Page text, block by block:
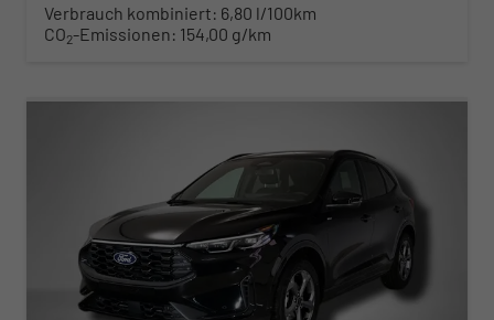
Verbrauch kombiniert: 6,80 l/100km
CO2-Emissionen: 154,00 g/km